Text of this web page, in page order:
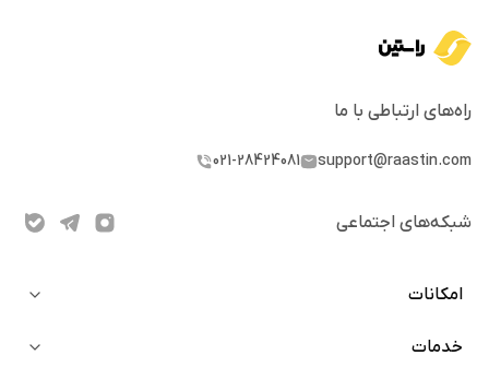
راه‌های ارتباطی با ما
support@raastin.com
021-28424081
شبکه‌های اجتماعی
امکانات
خرید آنی
خدمات